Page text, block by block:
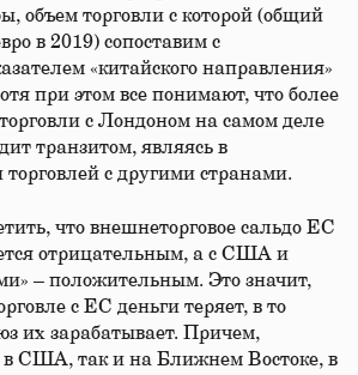
объем торговли с которой (общий
в 2019) сопоставим с
«китайского направления»
при этом все понимают, что более
с Лондоном на самом деле
транзитом, являясь в
торговлей с другими странами.
что внешнеторговое сальдо ЕС
отрицательным, а с США и
– положительным. Это значит,
с ЕС деньги теряет, в то
их зарабатывает. Причем,
в США, так и на Ближнем Востоке, в